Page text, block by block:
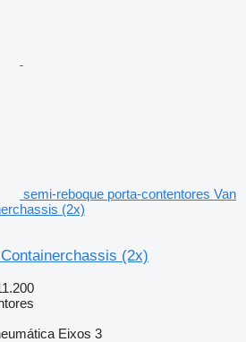
semi-reboque porta-contentores Van
(2x)
(2x)
Eixos 3